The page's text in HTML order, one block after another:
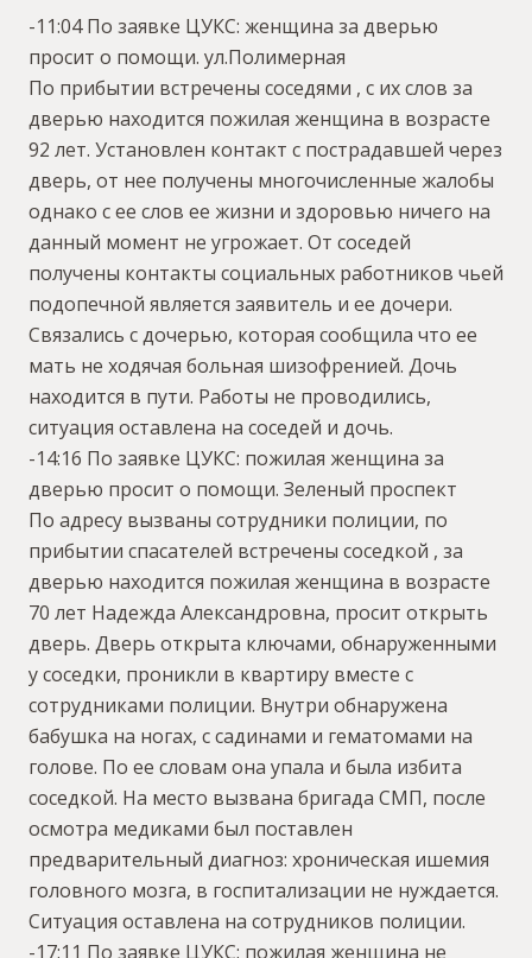
-11:04 По заявке ЦУКС: женщина за дверью
просит о помощи. ул.Полимерная
По прибытии встречены соседями , с их слов за
дверью находится пожилая женщина в возрасте
92 лет. Установлен контакт с пострадавшей через
дверь, от нее получены многочисленные жалобы
однако с ее слов ее жизни и здоровью ничего на
данный момент не угрожает. От соседей
получены контакты социальных работников чьей
подопечной является заявитель и ее дочери.
Связались с дочерью, которая сообщила что ее
мать не ходячая больная шизофренией. Дочь
находится в пути. Работы не проводились,
ситуация оставлена на соседей и дочь.
-14:16 По заявке ЦУКС: пожилая женщина за
дверью просит о помощи. Зеленый проспект
По адресу вызваны сотрудники полиции, по
прибытии спасателей встречены соседкой , за
дверью находится пожилая женщина в возрасте
70 лет Надежда Александровна, просит открыть
дверь. Дверь открыта ключами, обнаруженными
у соседки, проникли в квартиру вместе с
сотрудниками полиции. Внутри обнаружена
бабушка на ногах, с садинами и гематомами на
голове. По ее словам она упала и была избита
соседкой. На место вызвана бригада СМП, после
осмотра медиками был поставлен
предварительный диагноз: хроническая ишемия
головного мозга, в госпитализации не нуждается.
Ситуация оставлена на сотрудников полиции.
-17:11 По заявке ЦУКС: пожилая женщина не